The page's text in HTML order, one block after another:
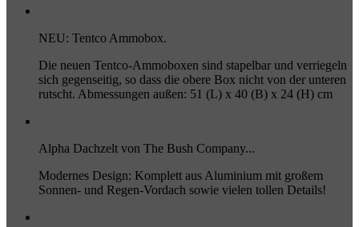
NEU: Tentco Ammobox.
Die neuen Tentco-Ammoboxen sind stapelbar und verriegeln
sich gegenseitig, so dass die obere Box nicht von der unteren
rutscht. Abmessungen außen: 51 (L) x 40 (B) x 24 (H) cm
Alpha Dachzelt von The Bush Company...
Modernes Design: Komplett aus Aluminium mit großem
Sonnen- und Regen-Vordach sowie vielen tollen Details!